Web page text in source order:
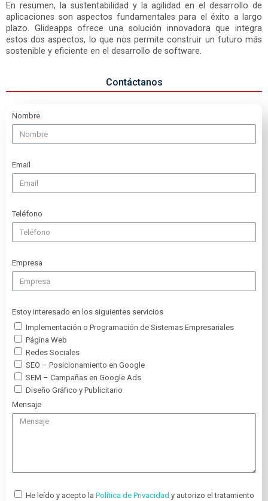
En resumen, la sustentabilidad y la agilidad en el desarrollo de
aplicaciones son aspectos fundamentales para el éxito a largo
plazo. Glideapps ofrece una solución innovadora que integra
estos dos aspectos, lo que nos permite construir un futuro más
sostenible y eficiente en el desarrollo de software.
Contáctanos
Nombre
Email
Teléfono
Empresa
Estoy interesado en los siguientes servicios
Implementación o Programación de Sistemas Empresariales
Página Web
Redes Sociales
SEO – Posicionamiento en Google
SEM – Campañas en Google Ads
Diseño Gráfico y Publicitario
Mensaje
He leído y acepto la Política de Privacidad y autorizo el tratamiento